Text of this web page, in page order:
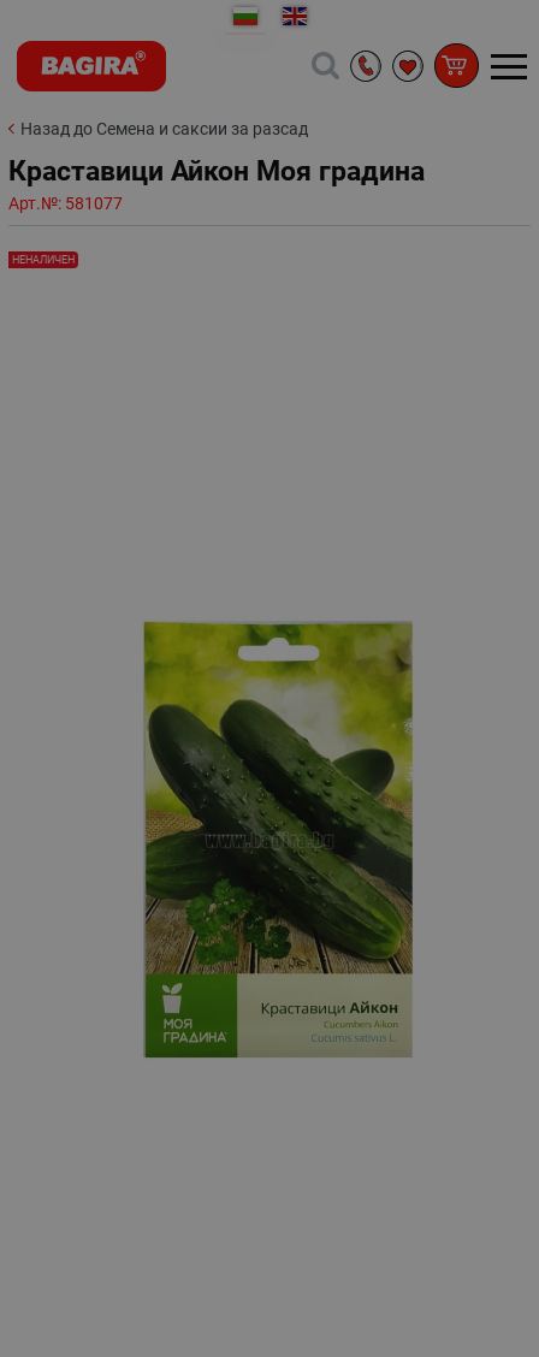
Назад до Семена и саксии за разсад
Краставици Айкон Моя градина
Арт.№: 581077
НЕНАЛИЧЕН